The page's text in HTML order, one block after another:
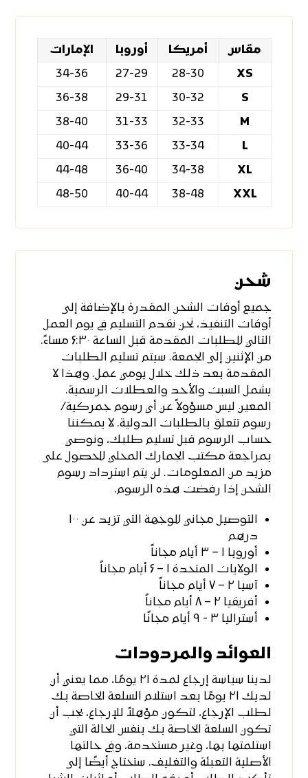
مقاس أمريكا أوروبا
الإمارات
XS
28-30
27-29
34-36
S
30-32
29-31
36-38
M
32-33
31-33
38-40
L
33-34
33-36
40-44
XL
34-38
36-40
44-48
XXL
38-48
40-44
48-50
شحن
جميع أوقات الشحن المقدرة بالإضافة إلى
أوقات التنفيذ، نحن نقدم التسليم في يوم العمل
التالي للطلبات المقدمة قبل الساعة ۶:۳۰ مساءً.
من الإثنين إلى الجمعة. سيتم تسليم الطلبات
المقدمة بعد ذلك خلال يومي عمل. وهذا لا
يشمل السبت والأحد والعطلات الرسمية.
المعين ليس مسؤولاً عن أي رسوم جمركية/
رسوم تتعلق بالطلبات الدولية. لا يمكننا
حساب الرسوم قبل تسليم طلبك، ونوصي
بمراجعة مكتب الجمارك المحلي للحصول على
مزيد من المعلومات. لن يتم استرداد رسوم
الشحن إذا رفضت هذه الرسوم.
التوصيل مجاني للوجهة التي تزيد عن ۱۰۰
درهم
أوروبا ۱ – ۳ أيام مجاناً
الولايات المتحدة ۱ – ۶ أيام مجاناً
آسيا ۲ – ۷ أيام مجاناً
أفريقيا ۲ – ۸ أيام مجاناً
أستراليا ۳ - ۹ أيام مجانًا
العوائد والمردودات
لدينا سياسة إرجاع لمدة ۲۱ يومًا، مما يعني أن
لديك ۲۱ يومًا بعد استلام السلعة الخاصة بك
لطلب الإرجاع، لتكون مؤهلاً للإرجاع، يجب أن
تكون السلعة الخاصة بك بنفس الحالة التي
استلمتها بها، وغير مستخدمة، وفي حالتها
الأصلية التعبئة والتغليف. ستحتاج أيضًا إلى